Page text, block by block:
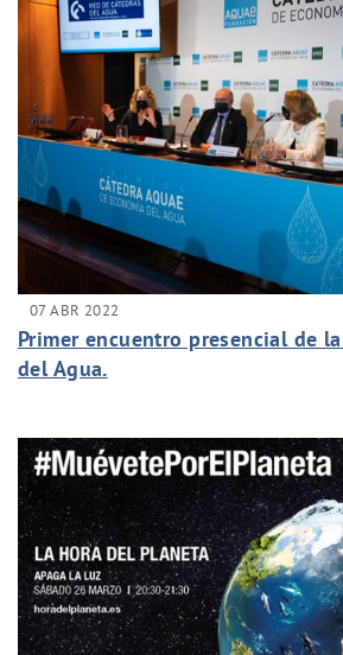
07 ABR 2022
Primer encuentro presencial de
del Agua.